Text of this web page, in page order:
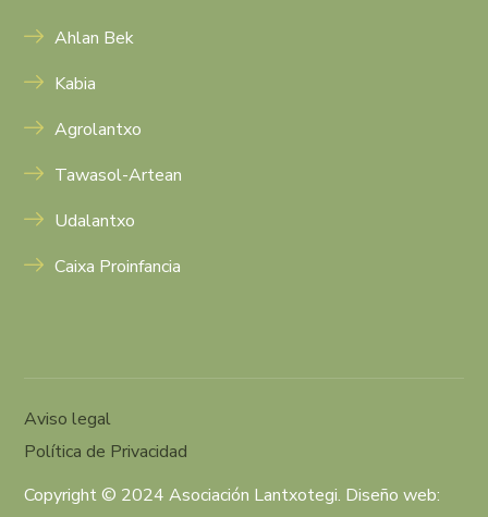
Ahlan Bek
Kabia
Agrolantxo
Tawasol-Artean
Udalantxo
Caixa Proinfancia
Aviso legal
Política de Privacidad
Copyright © 2024 Asociación Lantxotegi. Diseño web: